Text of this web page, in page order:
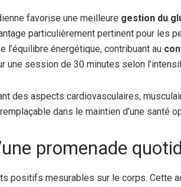
favorise une meilleure gestion du
particulièrement pertinent pour les
l’équilibre énergétique, contribuant au
une session de 30 minutes selon
des aspects cardiovasculaires,
dans le maintien d’une santé
promenade
positifs mesurables sur le corps. Cette